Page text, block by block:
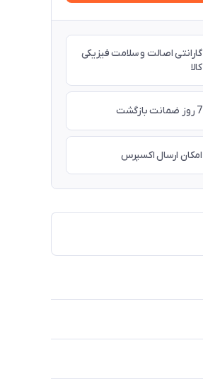
گارانتی اصالت و سلامت فیزیکی
کالا
7 روز ضمانت بازگشت
امکان ارسال اکسپرس